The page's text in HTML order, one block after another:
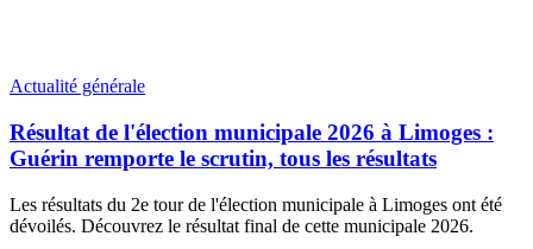
Actualité générale
Résultat de l'élection municipale 2026 à Limoges :
Guérin remporte le scrutin, tous les résultats
Les résultats du 2e tour de l'élection municipale à Limoges ont été
dévoilés. Découvrez le résultat final de cette municipale 2026.